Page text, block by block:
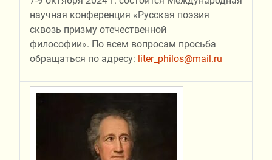
научная конференция «Русская поэзия
сквозь призму отечественной
философии». По всем вопросам просьба
обращаться по адресу: liter_philos@mail.ru